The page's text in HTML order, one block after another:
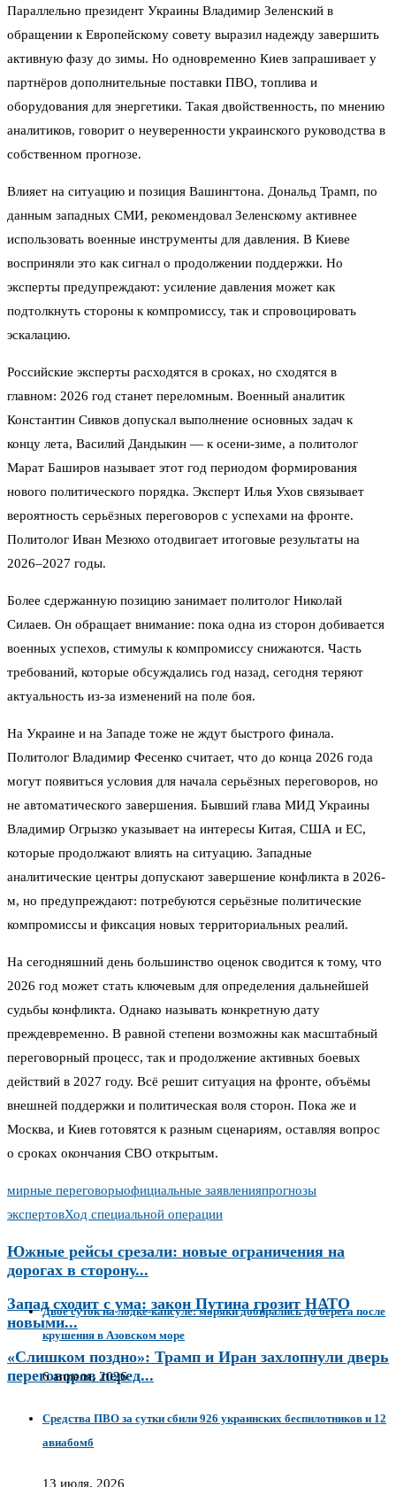
Параллельно президент Украины Владимир Зеленский в
обращении к Европейскому совету выразил надежду завершить
активную фазу до зимы. Но одновременно Киев запрашивает у
партнёров дополнительные поставки ПВО, топлива и
оборудования для энергетики. Такая двойственность, по мнению
аналитиков, говорит о неуверенности украинского руководства в
собственном прогнозе.
Влияет на ситуацию и позиция Вашингтона. Дональд Трамп, по
данным западных СМИ, рекомендовал Зеленскому активнее
использовать военные инструменты для давления. В Киеве
восприняли это как сигнал о продолжении поддержки. Но
эксперты предупреждают: усиление давления может как
подтолкнуть стороны к компромиссу, так и спровоцировать
эскалацию.
Российские эксперты расходятся в сроках, но сходятся в
главном: 2026 год станет переломным. Военный аналитик
Константин Сивков допускал выполнение основных задач к
концу лета, Василий Дандыкин — к осени-зиме, а политолог
Марат Баширов называет этот год периодом формирования
нового политического порядка. Эксперт Илья Ухов связывает
вероятность серьёзных переговоров с успехами на фронте.
Политолог Иван Мезюхо отодвигает итоговые результаты на
2026–2027 годы.
Более сдержанную позицию занимает политолог Николай
Силаев. Он обращает внимание: пока одна из сторон добивается
военных успехов, стимулы к компромиссу снижаются. Часть
требований, которые обсуждались год назад, сегодня теряют
актуальность из-за изменений на поле боя.
На Украине и на Западе тоже не ждут быстрого финала.
Политолог Владимир Фесенко считает, что до конца 2026 года
могут появиться условия для начала серьёзных переговоров, но
не автоматического завершения. Бывший глава МИД Украины
Владимир Огрызко указывает на интересы Китая, США и ЕС,
которые продолжают влиять на ситуацию. Западные
аналитические центры допускают завершение конфликта в 2026-
м, но предупреждают: потребуются серьёзные политические
компромиссы и фиксация новых территориальных реалий.
На сегодняшний день большинство оценок сводится к тому, что
2026 год может стать ключевым для определения дальнейшей
судьбы конфликта. Однако называть конкретную дату
преждевременно. В равной степени возможны как масштабный
переговорный процесс, так и продолжение активных боевых
действий в 2027 году. Всё решит ситуация на фронте, объёмы
внешней поддержки и политическая воля сторон. Пока же и
Москва, и Киев готовятся к разным сценариям, оставляя вопрос
о сроках окончания СВО открытым.
мирные переговорыофициальные заявленияпрогнозы
экспертовХод специальной операции
Южные рейсы срезали: новые ограничения на
дорогах в сторону...
Запад сходит с ума: закон Путина грозит НАТО
новыми...
«Слишком поздно»: Трамп и Иран захлопнули дверь
переговоров перед...
Двое суток на лодке-капсуле: моряки добирались до берега после
крушения в Азовском море
6 апреля, 2026
Средства ПВО за сутки сбили 926 украинских беспилотников и 12
авиабомб
13 июля, 2026